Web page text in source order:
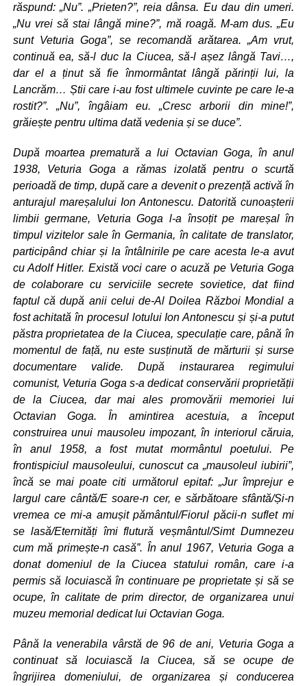
răspund: „Nu”. „Prieten?”, reia dânsa. Eu dau din umeri.
„Nu vrei să stai lângă mine?”, mă roagă. M-am dus. „Eu
sunt Veturia Goga”, se recomandă arătarea. „Am vrut,
continuă ea, să-l duc la Ciucea, să-l așez lângă Tavi…,
dar el a ținut să fie înmormântat lângă părinții lui, la
Lancrăm… Știi care i-au fost ultimele cuvinte pe care le-a
rostit?”. „Nu”, îngâiam eu. „Cresc arborii din mine!”,
grăiește pentru ultima dată vedenia și se duce”.
După moartea prematură a lui Octavian Goga, în anul
1938, Veturia Goga a rămas izolată pentru o scurtă
perioadă de timp, după care a devenit o prezență activă în
anturajul mareșalului Ion Antonescu. Datorită cunoașterii
limbii germane, Veturia Goga l-a însoțit pe mareșal în
timpul vizitelor sale în Germania, în calitate de translator,
participând chiar și la întâlnirile pe care acesta le-a avut
cu Adolf Hitler. Există voci care o acuză pe Veturia Goga
de colaborare cu serviciile secrete sovietice, dat fiind
faptul că după anii celui de-Al Doilea Război Mondial a
fost achitată în procesul lotului Ion Antonescu și și-a putut
păstra proprietatea de la Ciucea, speculație care, până în
momentul de față, nu este susținută de mărturii și surse
documentare valide. După instaurarea regimului
comunist, Veturia Goga s-a dedicat conservării proprietății
de la Ciucea, dar mai ales promovării memoriei lui
Octavian Goga. În amintirea acestuia, a început
construirea unui mausoleu impozant, în interiorul căruia,
în anul 1958, a fost mutat mormântul poetului. Pe
frontispiciul mausoleului, cunoscut ca „mausoleul iubirii”,
încă se mai poate citi următorul epitaf: „Jur împrejur e
largul care cântă/E soare-n cer, e sărbătoare sfântă/Și-n
vremea ce mi-a amușit pământul/Fiorul păcii-n suflet mi
se lasă/Eternități îmi flutură veșmântul/Simt Dumnezeu
cum mă primește-n casă”. În anul 1967, Veturia Goga a
donat domeniul de la Ciucea statului român, care i-a
permis să locuiască în continuare pe proprietate și să se
ocupe, în calitate de prim director, de organizarea unui
muzeu memorial dedicat lui Octavian Goga.
Până la venerabila vârstă de 96 de ani, Veturia Goga a
continuat să locuiască la Ciucea, să se ocupe de
îngrijirea domeniului, de organizarea și conducerea